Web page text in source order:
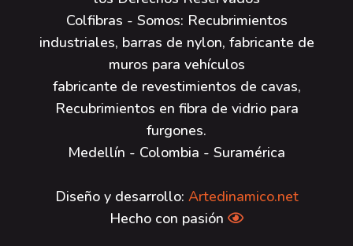
Colfibras - Somos: Recubrimientos
industriales, barras de nylon, fabricante de
muros para vehículos
fabricante de revestimientos de cavas,
Recubrimientos en fibra de vidrio para
furgones.
Medellín - Colombia - Suramérica
Diseño y desarrollo:
Artedinamico.net
Hecho con pasión